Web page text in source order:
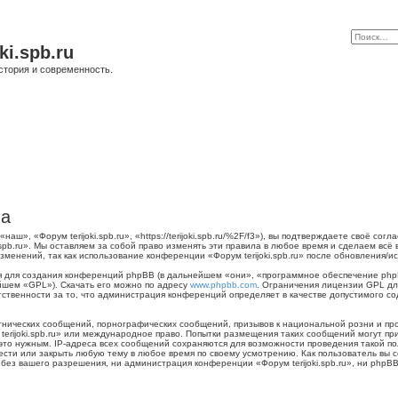
и современность.
«Форум terijoki.spb.ru», «https://terijoki.spb.ru/%2F/f3»), вы подтверждаете своё
Мы оставляем за собой право изменять эти правила в любое время и сделаем
так как использование конференции «Форум terijoki.spb.ru» после обновления/
создания конференций phpBB (в дальнейшем «они», «программное обеспечение
«GPL»). Скачать его можно по адресу www.phpbb.com . Ограничения лицензии GPL
за то, что администрация конференций определяет в качестве
сообщений, порнографических сообщений, призывов к национальной розни и
или международное право. Попытки размещения таких сообщений могут
нужным. IP-адреса всех сообщений сохраняются для возможности проведения такой
или закрыть любую тему в любое время по своему усмотрению. Как пользователь вы
вашего разрешения, ни администрация конференции «Форум terijoki.spb.ru», ни